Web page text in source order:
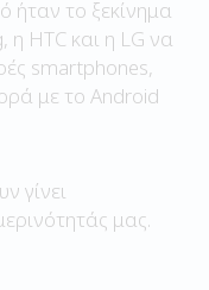
ήταν το ξεκίνημα
η HTC και η LG να
smartphones,
με το Android
γίνει
μας.